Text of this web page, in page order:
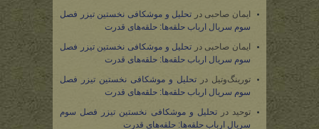
ایمان صاحبی در تحلیل و موشکافی نخستین تیزر فصل
سوم سریال ارباب حلقه‌ها: حلقه‌های قدرت
ایمان صاحبی در تحلیل و موشکافی نخستین تیزر فصل
سوم سریال ارباب حلقه‌ها: حلقه‌های قدرت
تورینگ‌وتیل در تحلیل و موشکافی نخستین تیزر فصل
سوم سریال ارباب حلقه‌ها: حلقه‌های قدرت
توحید درتحلیل و موشکافی نخستین تیزر فصل سوم
سریال ارباب حلقه‌ها: حلقه‌های قدرت